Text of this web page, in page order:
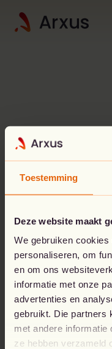
Toestemming
Deze website maakt
We gebruiken
personaliseren, om
en om ons
informatie met onze
advertenties en
gebruikt. Die partners
met andere informatie
ze hebben verzameld
Oeps!Er is
De pagina die
Ga